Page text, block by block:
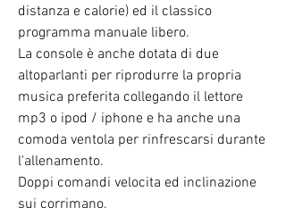
distanza e calorie) ed il classico
programma manuale libero.
La console è anche dotata di due
altoparlanti per riprodurre la propria
musica preferita collegando il lettore
mp3 o ipod / iphone e ha anche una
comoda ventola per rinfrescarsi durante
l'allenamento.
Doppi comandi velocita ed inclinazione
sui corrimano.